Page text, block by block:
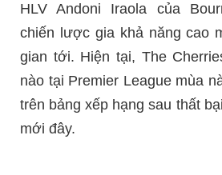
HLV Andoni Iraola của
chiến lược gia khả năng cao
gian tới. Hiện tại, The
nào tại Premier League mùa
trên bảng xếp hạng sau thất
mới đây.